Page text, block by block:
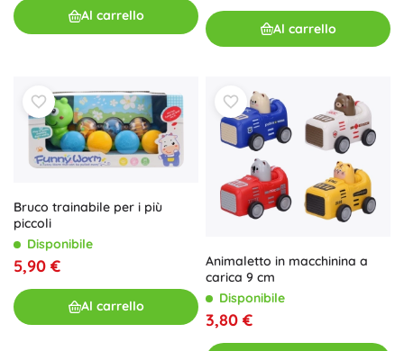
Al carrello
Al carrello
Bruco trainabile per i più
piccoli
Disponibile
5,90 €
Al carrello
Animaletto in macchinina a
carica 9 cm
Disponibile
3,80 €